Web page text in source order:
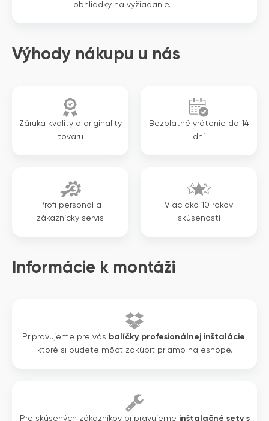
obhliadky na vyžiadanie.
Výhody nákupu u nás
Záruka kvality a originality
tovaru
Bezplatné vrátenie do 14
dní
Profi personál a
zákaznícky servis
Viac ako 10 rokov
skúseností
Informácie k montáži
Pripravujeme pre vás balíčky profesionálnej inštalácie
ktoré si budete môcť zakúpiť priamo na eshope.
Pre skúsených zákazníkov pripravujeme inštalačné sety s